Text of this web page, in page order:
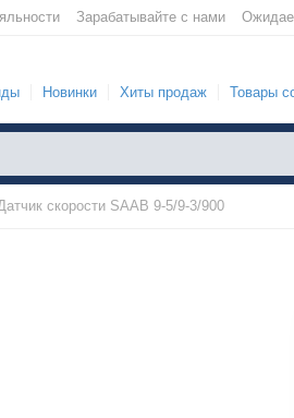
Зарабатывайте с нами
Новинки Хиты продаж Товары
скорости SAAB 9-5/9-3/900